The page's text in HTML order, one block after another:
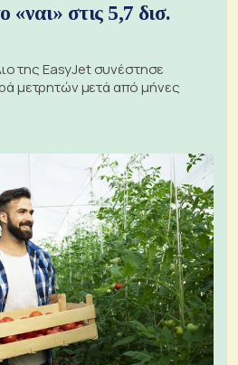
«ναι» στις 5,7 δισ.
της EasyJet συνέστησε
μετρητών μετά από μήνες